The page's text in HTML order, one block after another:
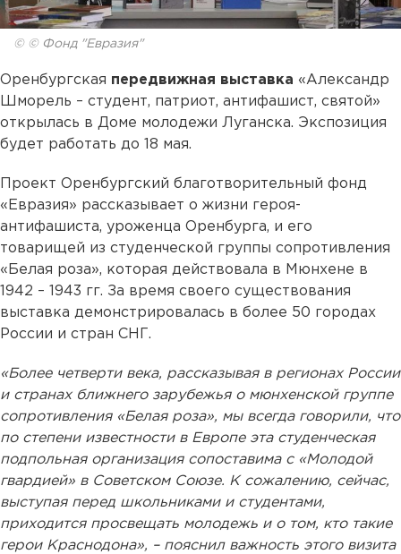
© © Фонд "Евразия"
Оренбургская передвижная выставка «Александр
Шморель – студент, патриот, антифашист, святой»
открылась в Доме молодежи Луганска. Экспозиция
будет работать до 18 мая.
Проект Оренбургский благотворительный фонд
«Евразия» рассказывает о жизни героя-
антифашиста, уроженца Оренбурга, и его
товарищей из студенческой группы сопротивления
«Белая роза», которая действовала в Мюнхене в
1942 – 1943 гг. За время своего существования
выставка демонстрировалась в более 50 городах
России и стран СНГ.
«Более четверти века, рассказывая в регионах России
и странах ближнего зарубежья о мюнхенской группе
сопротивления «Белая роза», мы всегда говорили, что
по степени известности в Европе эта студенческая
подпольная организация сопоставима с «Молодой
гвардией» в Советском Союзе. К сожалению, сейчас,
выступая перед школьниками и студентами,
приходится просвещать молодежь и о том, кто такие
герои Краснодона», – пояснил важность этого визита